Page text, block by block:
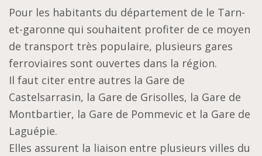
Pour les habitants du département de le Tarn-
et-garonne qui souhaitent profiter de ce moyen
de transport très populaire, plusieurs gares
ferroviaires sont ouvertes dans la région.
Il faut citer entre autres la Gare de
Castelsarrasin, la Gare de Grisolles, la Gare de
Montbartier, la Gare de Pommevic et la Gare de
Laguépie.
Elles assurent la liaison entre plusieurs villes du